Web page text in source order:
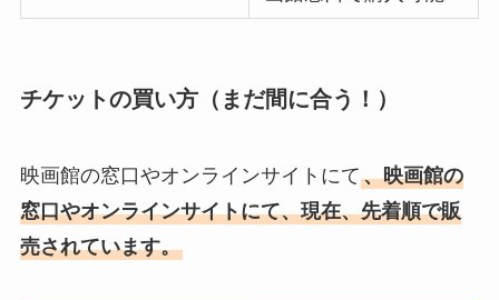
チケットの買い方（まだ間に合う！）
映画館の窓口やオンラインサイトにて、映画館の
窓口やオンラインサイトにて、現在、先着順で販
売されています。